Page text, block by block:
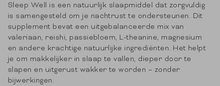
Sleep Well is een natuurlijk slaapmiddel dat zorgvuldig
is samengesteld om je nachtrust te ondersteunen. Dit
supplement bevat een uitgebalanceerde mix van
valeriaan, reishi, passiebloem, L-theanine, magnesium
en andere krachtige natuurlijke ingrediënten. Het helpt
je om makkelijker in slaap te vallen, dieper door te
slapen en uitgerust wakker te worden – zonder
bijwerkingen.